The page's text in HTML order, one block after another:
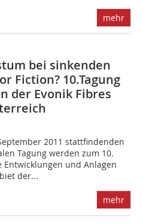
mehr
bei sinkenden
Fiction? 10.Tagung
der Evonik Fibres
2011 stattfindenden
Tagung werden zum 10.
Entwicklungen und Anlagen
der...
mehr